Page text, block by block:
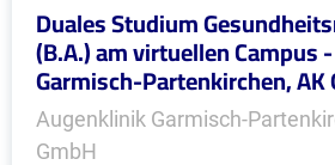
Duales Studium
(B.A.) am virtuellen Campus
Garmisch-Partenkirchen, AK
Augenklinik Garmisch-
GmbH